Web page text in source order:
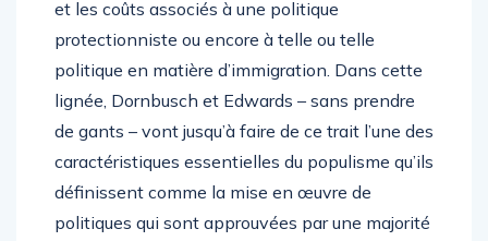
et les coûts associés à une politique
protectionniste ou encore à telle ou telle
politique en matière d’immigration. Dans cette
lignée, Dornbusch et Edwards – sans prendre
de gants – vont jusqu’à faire de ce trait l’une des
caractéristiques essentielles du populisme qu’ils
définissent comme la mise en œuvre de
politiques qui sont approuvées par une majorité